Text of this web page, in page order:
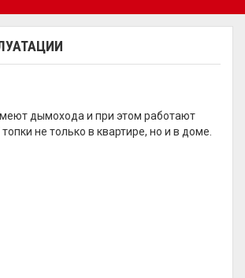
дымохода и при этом работают
не только в квартире, но и в доме.